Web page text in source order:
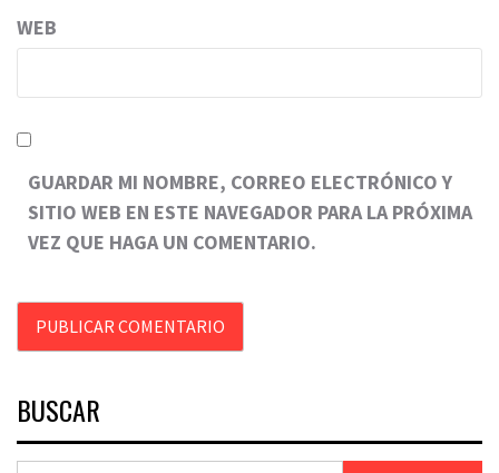
WEB
GUARDAR MI NOMBRE, CORREO ELECTRÓNICO Y
SITIO WEB EN ESTE NAVEGADOR PARA LA PRÓXIMA
VEZ QUE HAGA UN COMENTARIO.
BUSCAR